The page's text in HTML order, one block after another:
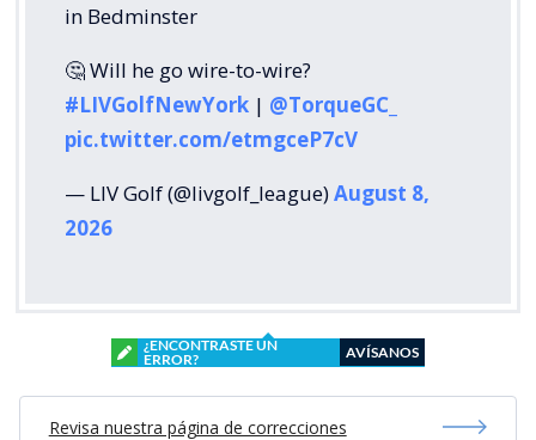
in Bedminster
🤔 Will he go wire-to-wire?
#LIVGolfNewYork | @TorqueGC_
pic.twitter.com/etmgceP7cV
— LIV Golf (@livgolf_league)August 8,
2026
¿ENCONTRASTE UN
ERROR?
AVÍSANOS
Revisa nuestra página de correcciones